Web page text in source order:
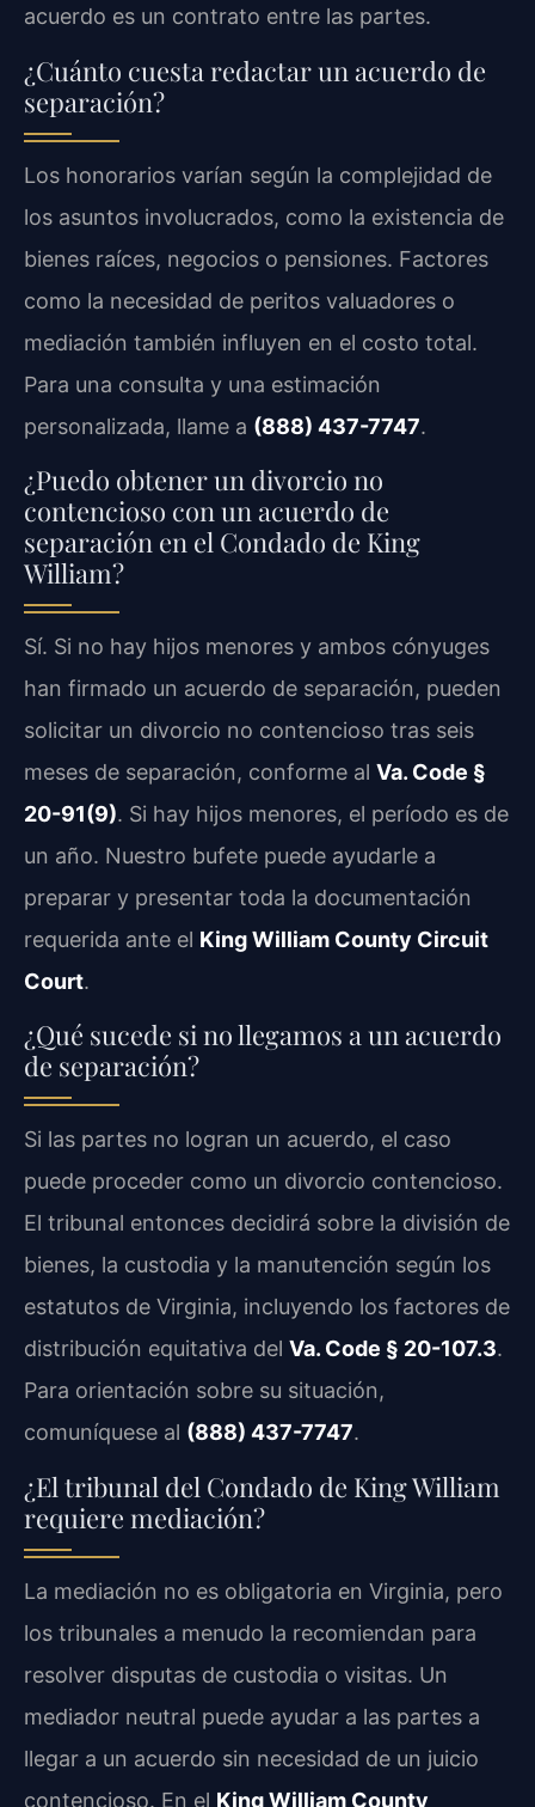
acuerdo es un contrato entre las partes.
¿Cuánto cuesta redactar un acuerdo de
separación?
Los honorarios varían según la complejidad de
los asuntos involucrados, como la existencia de
bienes raíces, negocios o pensiones. Factores
como la necesidad de peritos valuadores o
mediación también influyen en el costo total.
Para una consulta y una estimación
personalizada, llame a (888) 437-7747.
¿Puedo obtener un divorcio no
contencioso con un acuerdo de
separación en el Condado de King
William?
Sí. Si no hay hijos menores y ambos cónyuges
han firmado un acuerdo de separación, pueden
solicitar un divorcio no contencioso tras seis
meses de separación, conforme al Va. Code §
20-91(9). Si hay hijos menores, el período es de
un año. Nuestro bufete puede ayudarle a
preparar y presentar toda la documentación
requerida ante el King William County Circuit
Court.
¿Qué sucede si no llegamos a un acuerdo
de separación?
Si las partes no logran un acuerdo, el caso
puede proceder como un divorcio contencioso.
El tribunal entonces decidirá sobre la división de
bienes, la custodia y la manutención según los
estatutos de Virginia, incluyendo los factores de
distribución equitativa del Va. Code § 20-107.3.
Para orientación sobre su situación,
comuníquese al (888) 437-7747.
¿El tribunal del Condado de King William
requiere mediación?
La mediación no es obligatoria en Virginia, pero
los tribunales a menudo la recomiendan para
resolver disputas de custodia o visitas. Un
mediador neutral puede ayudar a las partes a
llegar a un acuerdo sin necesidad de un juicio
contencioso. En el King William County